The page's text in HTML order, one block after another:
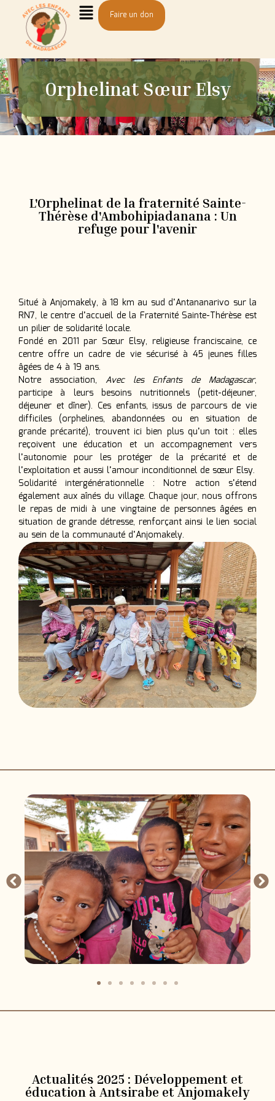
Faire un don
Orphelinat Sœur Elsy
L'Orphelinat de la fraternité Sainte-
Thérèse d'Ambohipiadanana : Un
refuge pour l'avenir
Situé à Anjomakely, à 18 km au sud d’Antananarivo sur la
RN7, le centre d’accueil de la Fraternité Sainte-Thérèse est
un pilier de solidarité locale.
Fondé en 2011 par Sœur Elsy, religieuse franciscaine, ce
centre offre un cadre de vie sécurisé à 45 jeunes filles
âgées de 4 à 19 ans.
Notre association, Avec les Enfants de Madagascar,
participe à leurs besoins nutritionnels (petit-déjeuner,
déjeuner et dîner). Ces enfants, issus de parcours de vie
difficiles (orphelines, abandonnées ou en situation de
grande précarité), trouvent ici bien plus qu’un toit : elles
reçoivent une éducation et un accompagnement vers
l’autonomie pour les protéger de la précarité et de
l’exploitation et aussi l’amour inconditionnel de sœur Elsy.
Solidarité intergénérationnelle : Notre action s’étend
également aux aînés du village. Chaque jour, nous offrons
le repas de midi à une vingtaine de personnes âgées en
situation de grande détresse, renforçant ainsi le lien social
au sein de la communauté d’Anjomakely.
Actualités 2025 : Développement et
éducation à Antsirabe et Anjomakely